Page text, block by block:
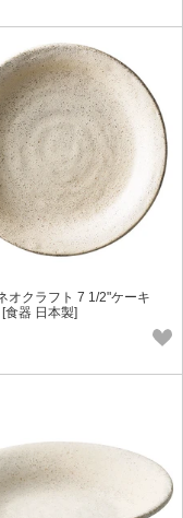
オクラフト 7 1/2"ケーキ
[食器 日本製]